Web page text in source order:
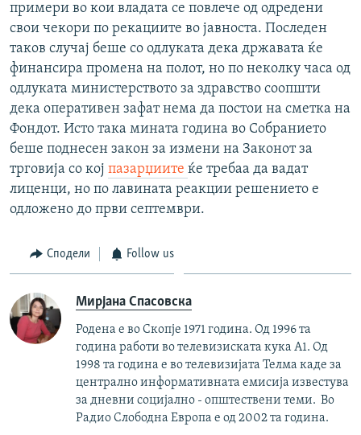
примери во кои владата се повлече од одредени
свои чекори по рекациите во јавноста. Последен
таков случај беше со одлуката дека државата ќе
финансира промена на полот, но по неколку часа од
одлуката министерството за здравство соопшти
дека оперативен зафат нема да постои на сметка на
Фондот. Исто така мината година во Собранието
беше поднесен закон за измени на Законот за
трговија со кој пазарџиите ќе требаа да вадат
лиценци, но по лавината реакции решението е
одложено до први септември.
Сподели Follow us
Мирјана Спасовска
Родена е во Скопје 1971 година. Од 1996 та
година работи во телевизиската кука А1. Од
1998 та година е во телевизијата Телма каде за
централно информативната емисија известува
за дневни социјално - општествени теми. Во
Радио Слободна Европа е од 2002 та година.